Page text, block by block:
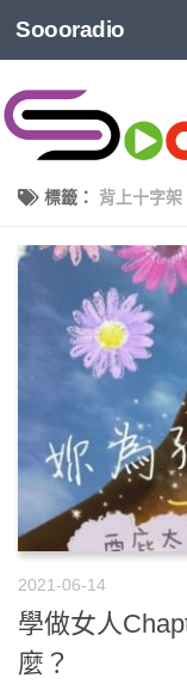
Soooradio
標籤： 背上十字架
2021-06-14
學做女人
麼？